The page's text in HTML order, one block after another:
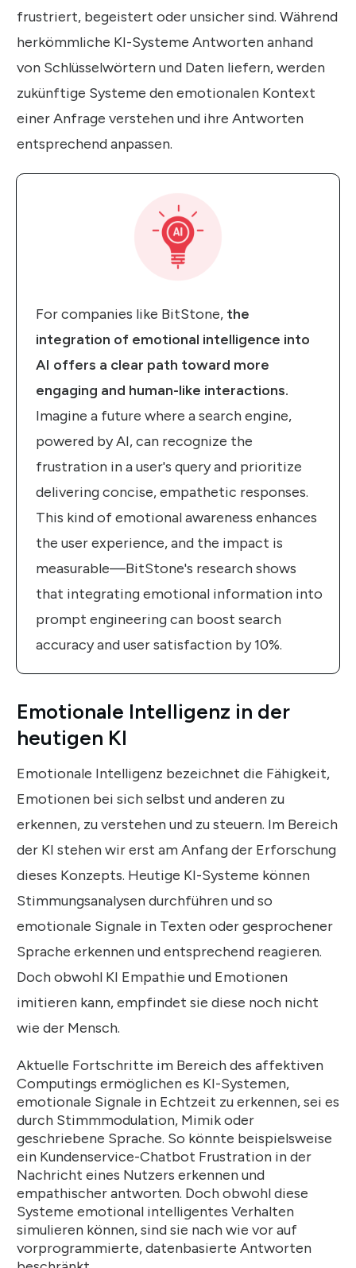
frustriert, begeistert oder unsicher sind. Während
herkömmliche KI-Systeme Antworten anhand
von Schlüsselwörtern und Daten liefern, werden
zukünftige Systeme den emotionalen Kontext
einer Anfrage verstehen und ihre Antworten
entsprechend anpassen.
For companies like BitStone, the
integration of emotional intelligence into
AI offers a clear path toward more
engaging and human-like interactions.
Imagine a future where a search engine,
powered by AI, can recognize the
frustration in a user's query and prioritize
delivering concise, empathetic responses.
This kind of emotional awareness enhances
the user experience, and the impact is
measurable—BitStone's research shows
that integrating emotional information into
prompt engineering can boost search
accuracy and user satisfaction by 10%.
Emotionale Intelligenz in der
heutigen KI
Emotionale Intelligenz bezeichnet die Fähigkeit,
Emotionen bei sich selbst und anderen zu
erkennen, zu verstehen und zu steuern. Im Bereich
der KI stehen wir erst am Anfang der Erforschung
dieses Konzepts. Heutige KI-Systeme können
Stimmungsanalysen durchführen und so
emotionale Signale in Texten oder gesprochener
Sprache erkennen und entsprechend reagieren.
Doch obwohl KI Empathie und Emotionen
imitieren kann, empfindet sie diese noch nicht
wie der Mensch.
Aktuelle Fortschritte im Bereich des affektiven
Computings ermöglichen es KI-Systemen,
emotionale Signale in Echtzeit zu erkennen, sei es
durch Stimmmodulation, Mimik oder
geschriebene Sprache. So könnte beispielsweise
ein Kundenservice-Chatbot Frustration in der
Nachricht eines Nutzers erkennen und
empathischer antworten. Doch obwohl diese
Systeme emotional intelligentes Verhalten
simulieren können, sind sie nach wie vor auf
vorprogrammierte, datenbasierte Antworten